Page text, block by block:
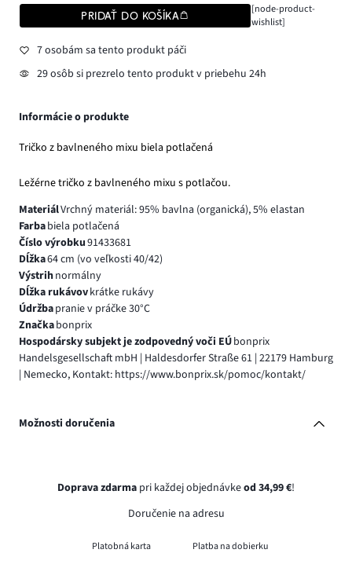
PRIDAŤ DO KOŠÍKA
[node-product-
wishlist]
7 osobám sa tento produkt páči
29 osôb si prezrelo tento produkt v priebehu 24h
Informácie o produkte
Tričko z bavlneného mixu biela potlačená
Ležérne tričko z bavlneného mixu s potlačou.
MateriálVrchný materiál: 95% bavlna (organická), 5% elastan
Farbabiela potlačená
Číslo výrobku91433681
Dĺžka64 cm (vo veľkosti 40/42)
Výstrihnormálny
Dĺžka rukávovkrátke rukávy
Údržbapranie v práčke 30°C
Značkabonprix
Hospodársky subjekt je zodpovedný voči EÚbonprix
Handelsgesellschaft mbH | Haldesdorfer Straße 61 | 22179 Hamburg
| Nemecko, Kontakt: https://www.bonprix.sk/pomoc/kontakt/
Možnosti doručenia
Doprava zdarma pri každej objednávkeod 34,99 €!
Doručenie na adresu
Platobná karta Platba na dobierku